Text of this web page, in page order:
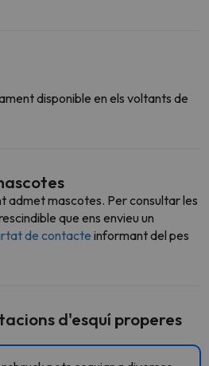
disponible en els voltants de
admet mascotes. Per consultar les
que ens envieu un
de contacteinformant del pes
d'esquí properes